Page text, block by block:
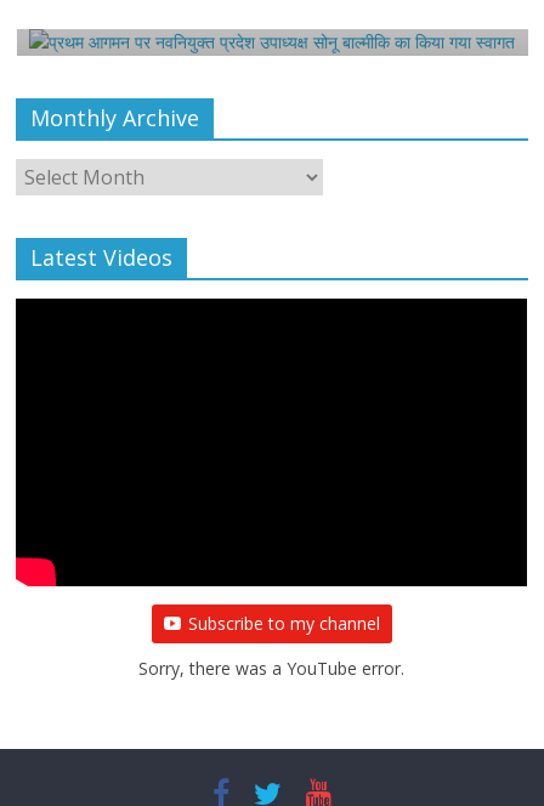
Monthly Archive
Monthly
Archive
Latest Videos
Subscribe to my channel
Sorry, there was a YouTube error.